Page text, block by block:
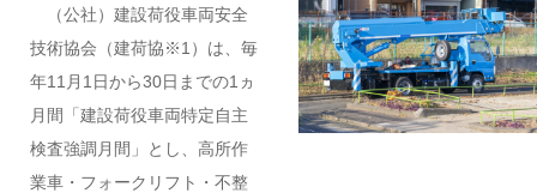
（公社）建設荷役車両安全
技術協会（建荷協※1）は、毎
年11月1日から30日までの1ヵ
月間「建設荷役車両特定自主
検査強調月間」とし、高所作
業車・フォークリフト・不整